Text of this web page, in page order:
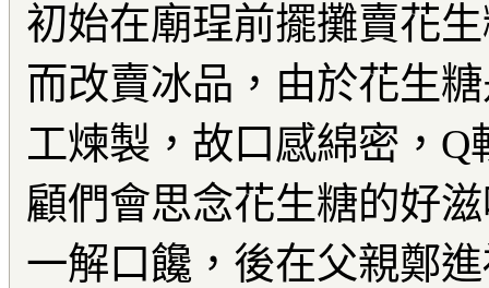
初始在廟珵前擺攤賣花
而改賣冰品，由於花生
工煉製，故口感綿密，Q
顧們會思念花生糖的好
一解口饞，後在父親鄭